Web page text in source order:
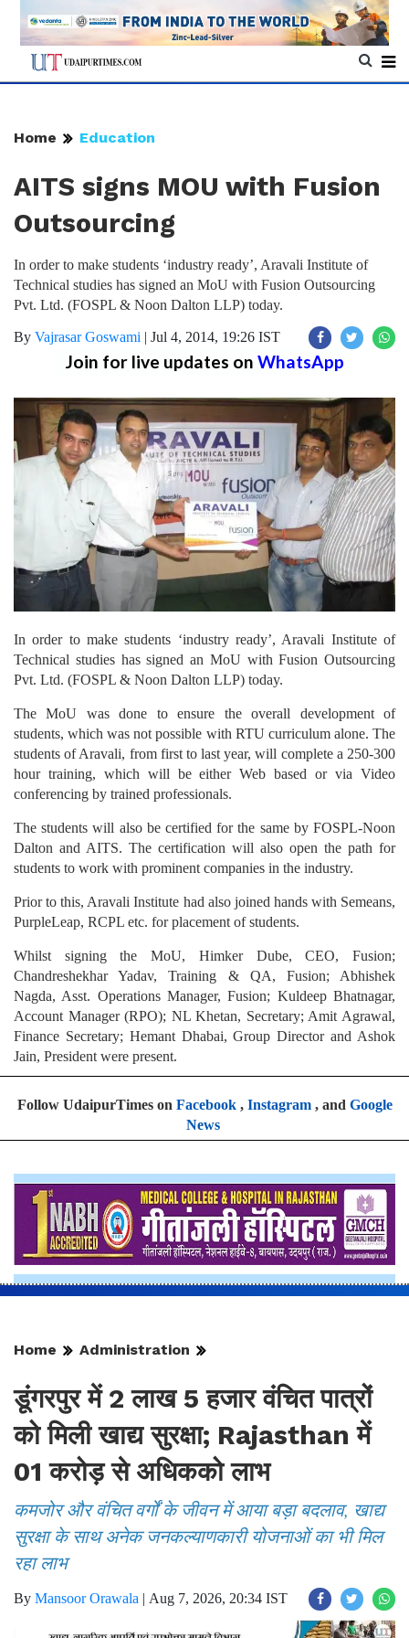
Home Education
AITS signs MOU with Fusion
Outsourcing
In order to make students ‘industry ready’, Aravali Institute of
Technical studies has signed an MoU with Fusion Outsourcing
Pvt. Ltd. (FOSPL & Noon Dalton LLP) today.
By Vajrasar Goswami | Jul 4, 2014, 19:26 IST
Join for live updates on WhatsApp
In order to make students ‘industry ready’, Aravali Institute of
Technical studies has signed an MoU with Fusion Outsourcing
Pvt. Ltd. (FOSPL & Noon Dalton LLP) today.
The MoU was done to ensure the overall development of
students, which was not possible with RTU curriculum alone. The
students of Aravali, from first to last year, will complete a 250-300
hour training, which will be either Web based or via Video
conferencing by trained professionals.
The students will also be certified for the same by FOSPL-Noon
Dalton and AITS. The certification will also open the path for
students to work with prominent companies in the industry.
Prior to this, Aravali Institute had also joined hands with Semeans,
PurpleLeap, RCPL etc. for placement of students.
Whilst signing the MoU, Himker Dube, CEO, Fusion;
Chandreshekhar Yadav, Training & QA, Fusion; Abhishek
Nagda, Asst. Operations Manager, Fusion; Kuldeep Bhatnagar,
Account Manager (RPO); NL Khetan, Secretary; Amit Agrawal,
Finance Secretary; Hemant Dhabai, Group Director and Ashok
Jain, President were present.
Follow UdaipurTimes on Facebook, Instagram, and Google
News
Home Administration
डूंगरपुर में 2 लाख 5 हजार वंचित पात्रों
को मिली खाद्य सुरक्षा; Rajasthan में
01 करोड़ से अधिकको लाभ
कमजोर और वंचित वर्गों के जीवन में आया बड़ा बदलाव, खाद्य
सुरक्षा के साथ अनेक जनकल्याणकारी योजनाओं का भी मिल
रहा लाभ
By Mansoor Orawala | Aug 7, 2026, 20:34 IST